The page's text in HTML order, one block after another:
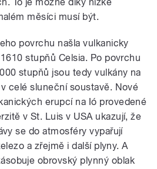
měsíci musí být.
povrchu našla vulkanicky
stupňů Celsia. Po povrchu
stupňů jsou tedy vulkány na
celé sluneční soustavě. Nové
erupcí na Ió provedené
v St. Luis v USA ukazují, že
se do atmosféry vypařují
a zřejmě i další plyny. A
obrovský plynný oblak